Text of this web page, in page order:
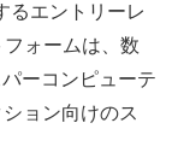
るエントリーレ
ォームは、数
ーコンピューテ
ョン向けのス